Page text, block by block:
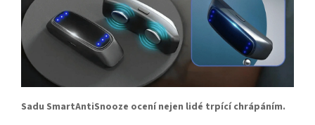
Sadu SmartAntiSnooze ocení nejen lidé trpící chrápáním.